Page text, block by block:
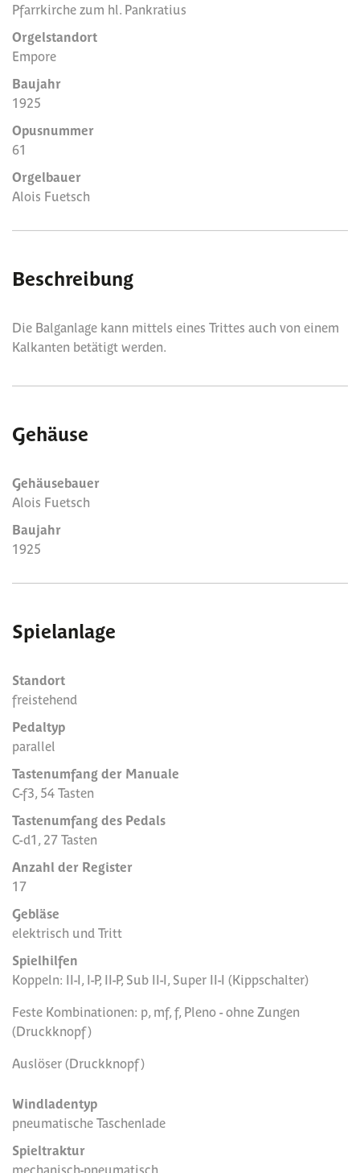
Pfarrkirche zum hl. Pankratius
Orgelstandort
Empore
Baujahr
1925
Opusnummer
61
Orgelbauer
Alois Fuetsch
Beschreibung
Die Balganlage kann mittels eines Trittes auch von einem
Kalkanten betätigt werden.
Gehäuse
Gehäusebauer
Alois Fuetsch
Baujahr
1925
Spielanlage
Standort
freistehend
Pedaltyp
parallel
Tastenumfang der Manuale
C-f3, 54 Tasten
Tastenumfang des Pedals
C-d1, 27 Tasten
Anzahl der Register
17
Gebläse
elektrisch und Tritt
Spielhilfen
Koppeln: II-I, I-P, II-P, Sub II-I, Super II-I (Kippschalter)
Feste Kombinationen: p, mf, f, Pleno - ohne Zungen
(Druckknopf)
Auslöser (Druckknopf)
Windladentyp
pneumatische Taschenlade
Spieltraktur
mechanisch-pneumatisch